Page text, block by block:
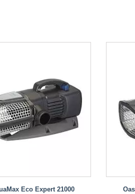
Eco Expert 21000